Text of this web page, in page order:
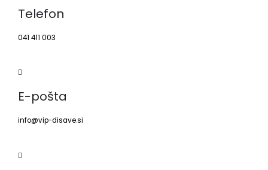
Telefon
041 411 003
E-pošta
info@vip-disave.si